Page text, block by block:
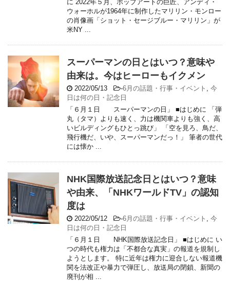
に 2022年５月、ポップアートの巨匠、アンディ・
ウォーホルが1964年に制作したマリリン・モンロー
の肖像画「ショット・セージブルー・マリリン」が
米NY ...
スーパーマンの日とはいつ？意味や
由来は。今はヒーローもイクメン
2022/05/13 -6月の話題・行事・イベント , 今
日は何の日・記念日
「６月１日 スーパーマンの日」 ■はじめに 「弾
丸（タマ）よりも速く、力は機関車よりも強く、高
いビルディングもひとっ跳び」 「空を見ろ、鳥だ、
飛行機だ、いや、スーパーマンだっ！」 筆者の世代
には懐か ...
NHK国際放送記念日とはいつ？意味
や由来、「NHKワールドTV」の認知
度は
2022/05/12 -6月の話題・行事・イベント , 今
日は何の日・記念日
「６月１日 NHK国際放送記念日」 ■はじめに い
つの時代も権力は「不都合な真実」の報道を規制し
ようとします。 特に近年は権力に迎合しない報道機
関を法改正や暴力で弾圧し、放送局の閉鎖、新聞の
廃刊が相 ...